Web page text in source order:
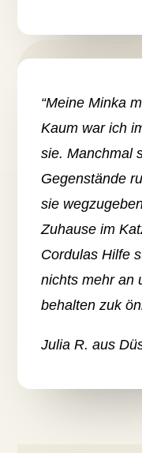
“Meine Minka
Kaum war ich
sie. Manchmal
Gegenstände
sie
Zuhause im
Cordulas Hilfe
nichts mehr an
behalten zuk
Julia R. aus